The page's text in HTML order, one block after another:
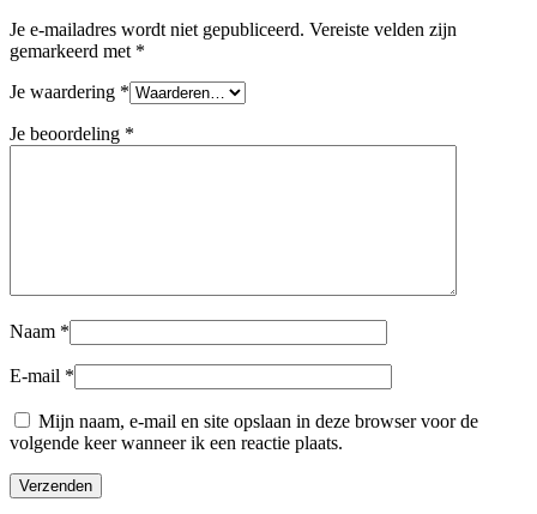
Je e-mailadres wordt niet gepubliceerd. Vereiste velden zijn
gemarkeerd met *
Je waardering *
Je beoordeling *
Naam *
E-mail *
Mijn naam, e-mail en site opslaan in deze browser voor de
volgende keer wanneer ik een reactie plaats.